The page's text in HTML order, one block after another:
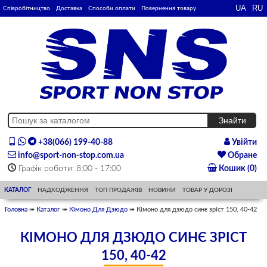
Співробітництво Доставка Способи оплати Повернення товару
+38(066) 199-40-88
info@sport-non-stop.com.ua
Графік роботи: 8:00 - 17:00
Увійти
Обране
Кошик (0)
КАТАЛОГ НАДХОДЖЕННЯ ТОП ПРОДАЖІВ НОВИНИ ТОВАР У ДОРОЗІ
Головна ➠ Каталог ➠ Кімоно Для Дзюдо ➠ Кімоно для дзюдо синє зріст 150, 40-42
КІМОНО ДЛЯ ДЗЮДО СИНЄ ЗРІСТ
150, 40-42